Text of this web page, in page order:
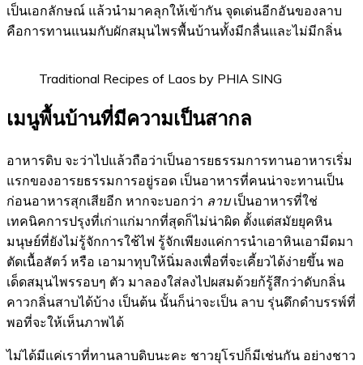
เป็นเอกลักษณ์ แล้วนำมาคลุกให้เข้ากัน จุดเด่นอีกอันของลาบ
คือการทานแนมกับผักสมุนไพรพื้นบ้านทั้งมีกลื่นและไม่มีกลิ่น
Traditional Recipes of Laos by PHIA SING
เมนูพื้นบ้านที่มีความเป็นสากล
อาหารดิบ จะว่าไปแล้วถือว่าเป็นอารยธรรมการทานอาหารเริ่ม
แรกของอารยธรรมการอยู่รอด เป็นอาหารที่คนน่าจะทานเป็น
ก่อนอาหารสุกเสียอีก หากจะบอกว่า ลาบเป็นอาหารที่ใช่
เทคนิคการปรุงที่เก่าแก่มากที่สุดก็ไม่น่าผิด ตั้งแต่สมัยยุคหิน
มนุษย์ที่ยังไม่รู้จักการใช้ไฟ รู้จักเพียงแค่การนำเอาหินเอามีดมา
ตัดเนื้อสัตว์ หรือ เอามาทุบให้นิ่มลงเพื่อที่จะเคี้ยวได้ง่ายขึ้น พอ
เด็ดสมุนไพรรอบๆ ตัว มาลองใส่ลงไปผสมด้วยก้รู้สึกว่าดับกลิ่น
คาวกลิ่นสาบได้บ้าง เป็นต้น นั้นก็น่าจะเป็น ลาบ รุ่นดึกดำบรรพ์ที่
พอที่จะให้เห็นภาพได้
ไม่ได้มีแค่เราที่ทานลาบดิบนะคะ ชาวยุโรปก็มีเช่นกัน อย่างชาว